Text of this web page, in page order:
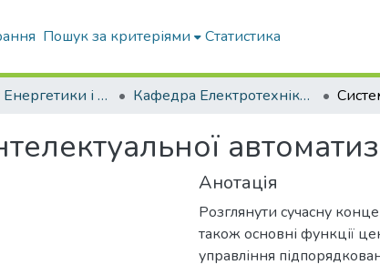
Пошук за критеріями Статистика
Факультет Енергетики і комп'ютерних технологій Кафедра Електротехніки і електромеханіки ім. проф. В.В. Овчарова
Анотація
Розглянути сучасну
також основні функції
управління